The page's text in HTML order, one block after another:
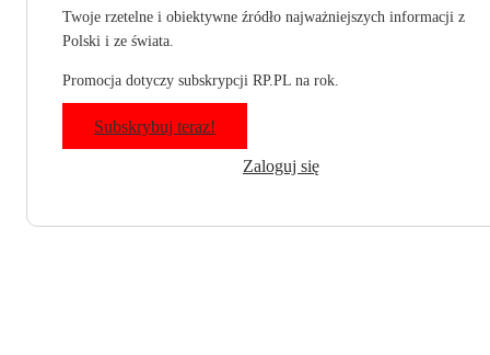
Twoje rzetelne i obiektywne źródło najważniejszych informacji z
Polski i ze świata.
Promocja dotyczy subskrypcji RP.PL na rok.
Subskrybuj teraz!
Zaloguj się